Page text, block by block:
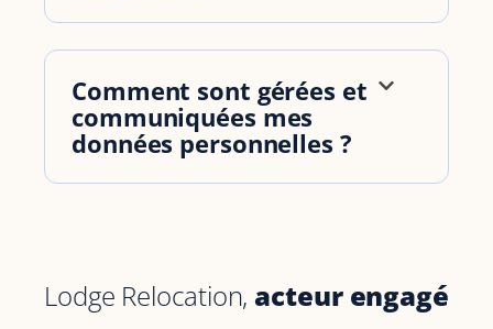
Comment sont gérées et
communiquées mes
données personnelles ?
Lodge Relocation, acteur engagé